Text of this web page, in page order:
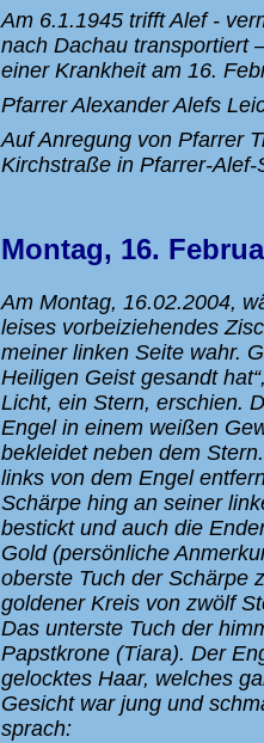
Am 6.1.1945 trifft Alef -
nach Dachau transportiert
einer Krankheit am 16.
Pfarrer Alexander Alefs
Auf Anregung von Pfarrer
Kirchstraße in Pfarrer-
Montag, 16.
Am Montag, 16.02.2004,
leises vorbeiziehendes
meiner linken Seite wahr.
Heiligen Geist gesandt
Licht, ein Stern, erschien.
Engel in einem weißen
bekleidet neben dem
links von dem Engel
Schärpe hing an seiner
bestickt und auch die
Gold (persönliche
oberste Tuch der Schärpe
goldener Kreis von zwölf
Das unterste Tuch der
Papstkrone (Tiara). Der
gelocktes Haar, welches
Gesicht war jung und
sprach: